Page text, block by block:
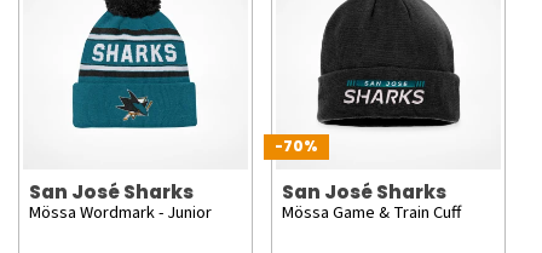
San José Sharks
Mössa Wordmark - Junior
-70%
San José Sharks
Mössa Game & Train Cuff